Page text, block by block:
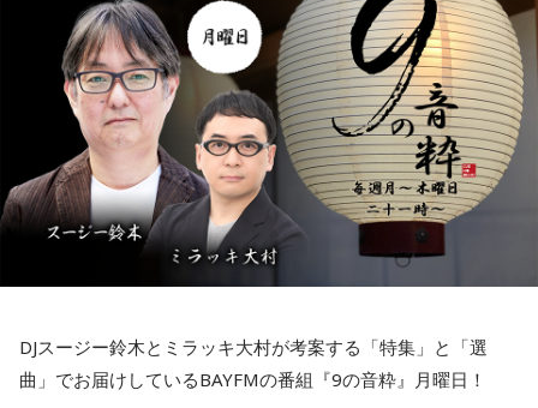
ちですが、クラシックホテルには自動販売機が少なかった
り、夜間のルームサービスが早くに終わったりといった「ち
ょっとした不便さ」があります。
しかし、その不便さこそが贅沢なのだと甲斐さんは言いま
す。静謐な環境の中で、かつてその部屋に滞在した三島由紀
夫や堀辰雄といった文豪たちの物語に思いを馳せ、静かに本
を読む。便利さを削ぎ落とした空間だからこそ、建物が重ね
てきた歴史という目に見えない豊かなストーリーを感じるこ
とができるのです。
や土地が紡いできた物語を受け取り、次の世代へと伝える
「小さな民芸運動」のようでもありました。
DJスージー鈴木とミラッキ大村が考案する「特集」と「選
曲」でお届けしているBAYFMの番組『9の音粋』月曜日！